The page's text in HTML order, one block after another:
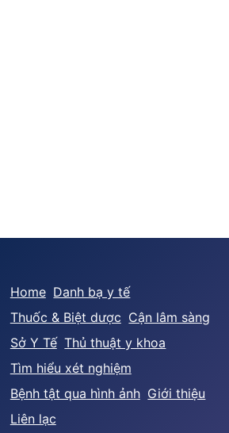
Home Danh bạ y tế
Thuốc & Biệt dược Cận lâm sàng
Sở Y Tế Thủ thuật y khoa
Tìm hiểu xét nghiệm
Bệnh tật qua hình ảnh Giới thiệu
Liên lạc